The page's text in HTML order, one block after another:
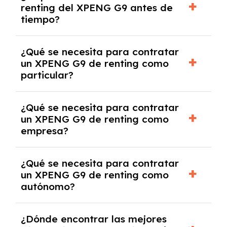
salvo en casos que lo exija el proveedor
debido al resultado del estudio de viabilidad
económica.
renting del XPENG G9 antes de
tiempo?
pero puede haber penalizaciones por
cancelación anticipada. Es importante revisar
las condiciones del contrato y hablar con un
experto que te asesore.
¿Qué se necesita para contratar
un XPENG G9 de renting como
particular?
y, en algunos casos, una consulta de solvencia
crediticia y un pago inicial.
¿Qué se necesita para contratar
un XPENG G9 de renting como
empresa?
documentación financiera y, en algunos
casos, un informe de solvencia de la empresa
y un pago inicial.
¿Qué se necesita para contratar
un XPENG G9 de renting como
autónomo?
autónomos, justificante de ingresos y, en
¿Dónde encontrar las mejores